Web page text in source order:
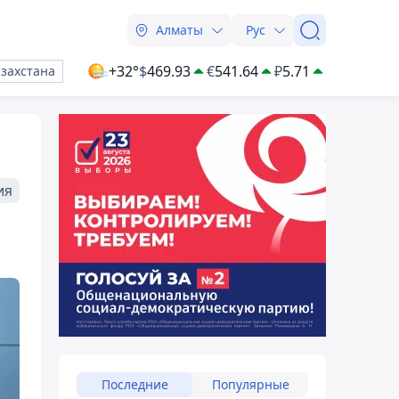
Алматы Рус
+32°$469.93 €541.64 ₽5.71
Последние Популярные